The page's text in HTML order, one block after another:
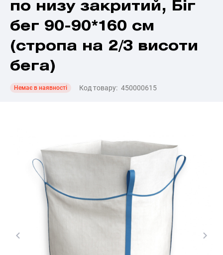
по низу закритий, Біг
бег 90-90*160 см
(стропа на 2/3 висоти
бега)
Немає в наявності Код товару: 450000615